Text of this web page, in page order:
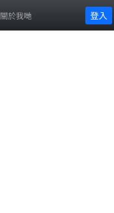
關於我哋 登入